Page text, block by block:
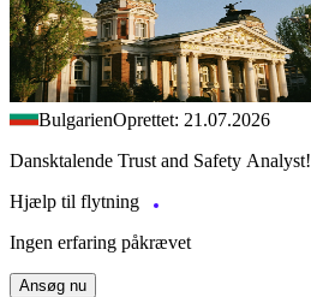
BulgarienOprettet: 21.07.2026
Dansktalende Trust and Safety Analyst!
Hjælp til flytning
Ingen erfaring påkrævet
Ansøg nu